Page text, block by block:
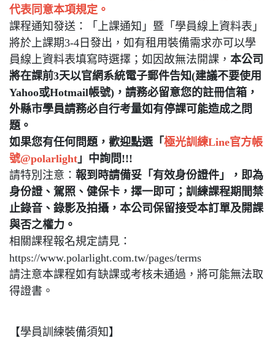
代表同意本項規定。
課程通知發送：「上課通知」暨「學員線上資料表」
將於上課期3-4日發出，如有租用裝備需求亦可以學
員線上資料表填寫時選擇；如因故無法開課， 本公司
將在課前3天以官網系統電子郵件告知(建議不要使用
Yahoo或Hotmail帳號)，請務必留意您的註冊信箱，
外縣市學員請務必自行考量如有停課可能造成之問
題。
如果您有任何問題，歡迎點選「 極光訓練Line官方帳
號@polarlight 」中詢問!!!
請特別注意： 報到時請備妥「有效身份證件」，即為
身份證、駕照、健保卡，擇一即可；訓練課程期間禁
止錄音、錄影及拍攝，本公司保留接受本訂單及開課
與否之權力。
相關課程報名規定請見：
https://www.polarlight.com.tw/pages/terms
請注意本課程如有缺課或考核未通過，將可能無法取
得證書。
【學員訓練裝備須知】